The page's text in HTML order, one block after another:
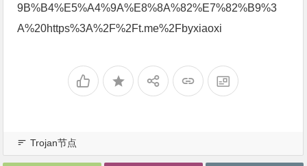
9B%B4%E5%A4%9A%E8%8A%82%E7%82%B9%3
A%20https%3A%2F%2Ft.me%2Fbyxiaoxi
Trojan节点